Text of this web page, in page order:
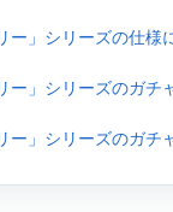
ー」シリーズの仕様
ー」シリーズのガチ
ー」シリーズのガチ